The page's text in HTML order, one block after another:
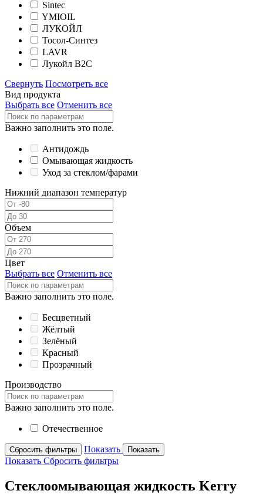
Sintec
YMIOIL
ЛУКОЙЛ
Тосол-Синтез
LAVR
Лукойл В2С
Свернуть Посмотреть все
Вид продукта
Выбрать все Отменить все
Важно заполнить это поле.
Антидождь
Омывающая жидкость
Уход за стеклом/фарами
Нижний диапазон температур
Объем
Цвет
Выбрать все Отменить все
Важно заполнить это поле.
Бесцветный
Жёлтый
Зелёный
Красный
Прозрачный
Производство
Важно заполнить это поле.
Отечественное
Сбросить фильтры Показать Показать
Показать Сбросить фильтры
Стеклоомывающая жидкость Kerry